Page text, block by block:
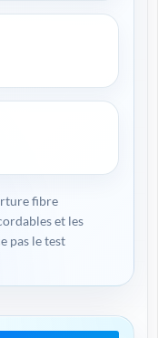
fibre
et les
pas le test